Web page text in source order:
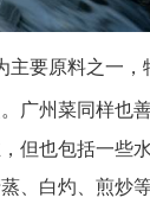
主要原料之一
广州菜同样也
但也包括一些
、白灼、煎炒